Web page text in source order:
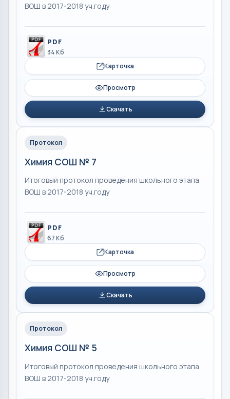
ВОШ в 2017-2018 уч.году
PDF
34 Кб
Карточка
Просмотр
Скачать
Протокол
Химия СОШ № 7
Итоговый протокол проведения школьного этапа
ВОШ в 2017-2018 уч.году
PDF
67 Кб
Карточка
Просмотр
Скачать
Протокол
Химия СОШ № 5
Итоговый протокол проведения школьного этапа
ВОШ в 2017-2018 уч.году